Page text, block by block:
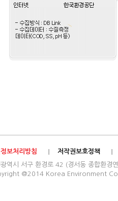
보처리방침
저작권보호정책
광역시 서구 환경로 42 (경서동 종합
@2014 Korea Environment